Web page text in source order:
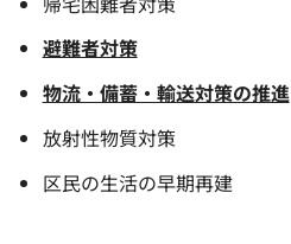
避難者対策
物流・備蓄・輸送対策の推進
放射性物質対策
区民の生活の早期再建